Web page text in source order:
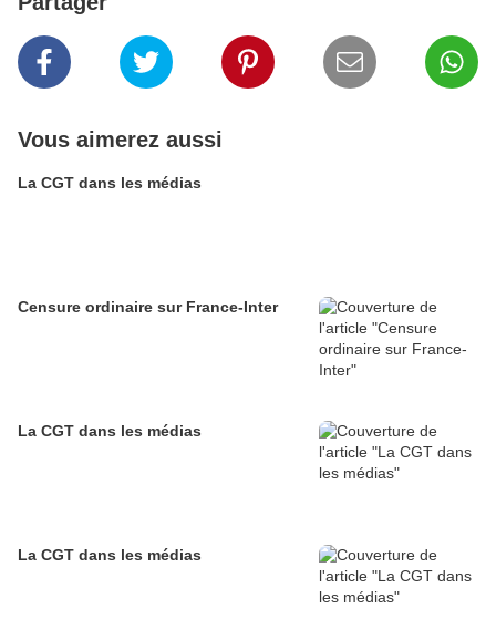
Vous aimerez aussi
La CGT dans les médias
Censure ordinaire sur France-Inter
La CGT dans les médias
La CGT dans les médias